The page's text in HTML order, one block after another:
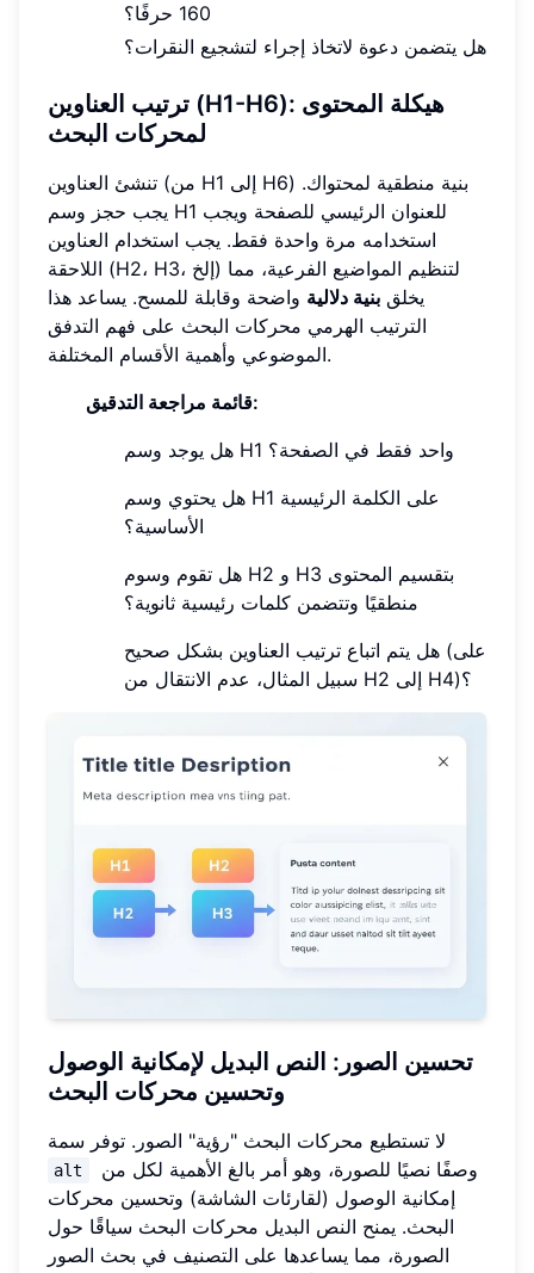
160 حرفًا؟
هل يتضمن دعوة لاتخاذ إجراء لتشجيع النقرات؟
ترتيب العناوين (H1-H6): هيكلة المحتوى
لمحركات البحث
تنشئ العناوين (من H1 إلى H6) بنية منطقية لمحتواك.
يجب حجز وسم H1 للعنوان الرئيسي للصفحة ويجب
استخدامه مرة واحدة فقط. يجب استخدام العناوين
اللاحقة (H2، H3، إلخ) لتنظيم المواضيع الفرعية، مما
يخلق بنية دلالية واضحة وقابلة للمسح. يساعد هذا
الترتيب الهرمي محركات البحث على فهم التدفق
الموضوعي وأهمية الأقسام المختلفة.
قائمة مراجعة التدقيق:
هل يوجد وسم H1 واحد فقط في الصفحة؟
هل يحتوي وسم H1 على الكلمة الرئيسية
الأساسية؟
هل تقوم وسوم H2 و H3 بتقسيم المحتوى
منطقيًا وتتضمن كلمات رئيسية ثانوية؟
هل يتم اتباع ترتيب العناوين بشكل صحيح (على
سبيل المثال، عدم الانتقال من H2 إلى H4)؟
تحسين الصور: النص البديل لإمكانية الوصول
وتحسين محركات البحث
لا تستطيع محركات البحث "رؤية" الصور. توفر سمة
alt
إمكانية الوصول (لقارئات الشاشة) وتحسين محركات
البحث. يمنح النص البديل محركات البحث سياقًا حول
الصورة، مما يساعدها على التصنيف في بحث الصور